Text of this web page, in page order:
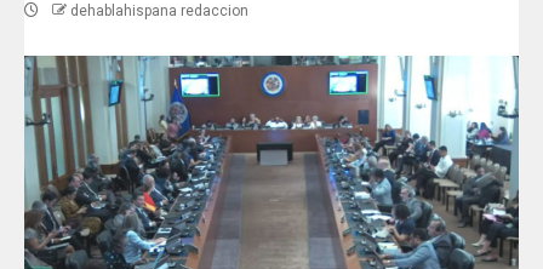
dehablahispana redaccion